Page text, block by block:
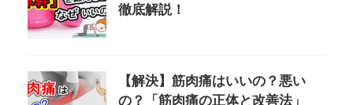
徹底解説！
【解決】筋肉痛はいいの？悪い
の？「筋肉痛の正体と改善法」